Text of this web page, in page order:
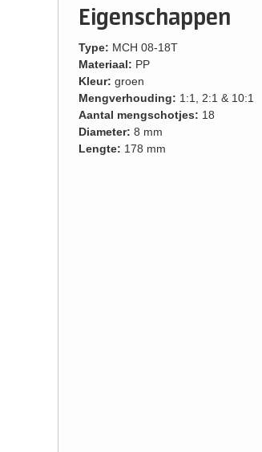
Eigenschappen
Type: MCH 08-18T
Materiaal: PP
Kleur: groen
Mengverhouding: 1:1, 2:1 & 10:1
Aantal mengschotjes: 18
Diameter: 8 mm
Lengte: 178 mm